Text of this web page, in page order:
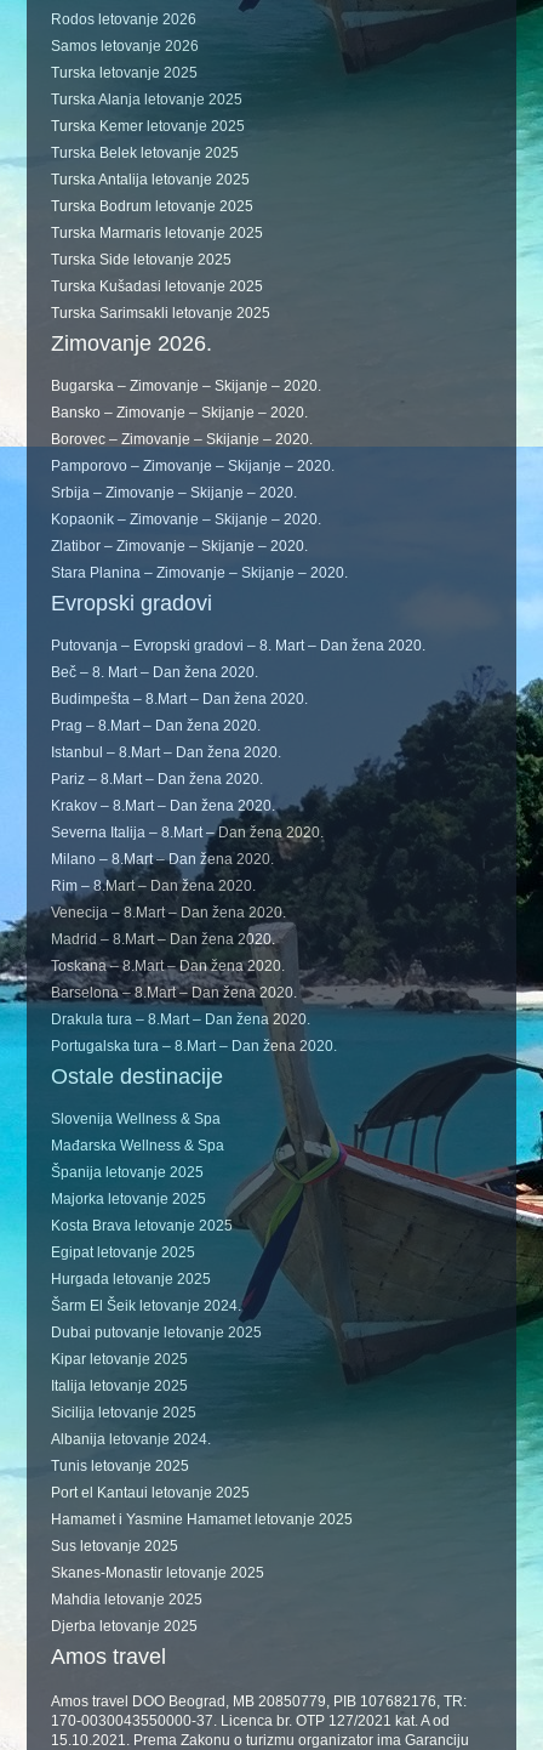
Rodos letovanje 2026
Samos letovanje 2026
Turska letovanje 2025
Turska Alanja letovanje 2025
Turska Kemer letovanje 2025
Turska Belek letovanje 2025
Turska Antalija letovanje 2025
Turska Bodrum letovanje 2025
Turska Marmaris letovanje 2025
Turska Side letovanje 2025
Turska Kušadasi letovanje 2025
Turska Sarimsakli letovanje 2025
Zimovanje 2026.
Bugarska – Zimovanje – Skijanje – 2020.
Bansko – Zimovanje – Skijanje – 2020.
Borovec – Zimovanje – Skijanje – 2020.
Pamporovo – Zimovanje – Skijanje – 2020.
Srbija – Zimovanje – Skijanje – 2020.
Kopaonik – Zimovanje – Skijanje – 2020.
Zlatibor – Zimovanje – Skijanje – 2020.
Stara Planina – Zimovanje – Skijanje – 2020.
Evropski gradovi
Putovanja – Evropski gradovi – 8. Mart – Dan žena 2020.
Beč – 8. Mart – Dan žena 2020.
Budimpešta – 8.Mart – Dan žena 2020.
Prag – 8.Mart – Dan žena 2020.
Istanbul – 8.Mart – Dan žena 2020.
Pariz – 8.Mart – Dan žena 2020.
Krakov – 8.Mart – Dan žena 2020.
Severna Italija – 8.Mart – Dan žena 2020.
Milano – 8.Mart – Dan žena 2020.
Rim – 8.Mart – Dan žena 2020.
Venecija – 8.Mart – Dan žena 2020.
Madrid – 8.Mart – Dan žena 2020.
Toskana – 8.Mart – Dan žena 2020.
Barselona – 8.Mart – Dan žena 2020.
Drakula tura – 8.Mart – Dan žena 2020.
Portugalska tura – 8.Mart – Dan žena 2020.
Ostale destinacije
Slovenija Wellness & Spa
Mađarska Wellness & Spa
Španija letovanje 2025
Majorka letovanje 2025
Kosta Brava letovanje 2025
Egipat letovanje 2025
Hurgada letovanje 2025
Šarm El Šeik letovanje 2024.
Dubai putovanje letovanje 2025
Kipar letovanje 2025
Italija letovanje 2025
Sicilija letovanje 2025
Albanija letovanje 2024.
Tunis letovanje 2025
Port el Kantaui letovanje 2025
Hamamet i Yasmine Hamamet letovanje 2025
Sus letovanje 2025
Skanes-Monastir letovanje 2025
Mahdia letovanje 2025
Djerba letovanje 2025
Amos travel
Amos travel DOO Beograd, MB 20850779, PIB 107682176, TR:
170-0030043550000-37. Licenca br. OTP 127/2021 kat. A od
15.10.2021. Prema Zakonu o turizmu organizator ima Garanciju